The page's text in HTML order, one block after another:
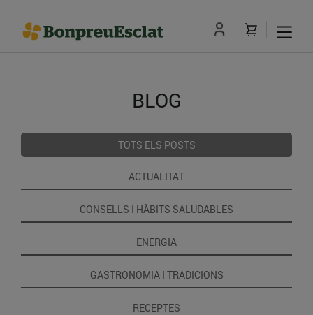
BLOG
TOTS ELS POSTS
ACTUALITAT
CONSELLS I HÀBITS SALUDABLES
ENERGIA
GASTRONOMIA I TRADICIONS
RECEPTES